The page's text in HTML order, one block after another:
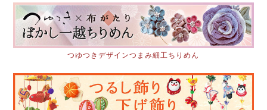
つゆつきデザインつまみ細工ちりめん